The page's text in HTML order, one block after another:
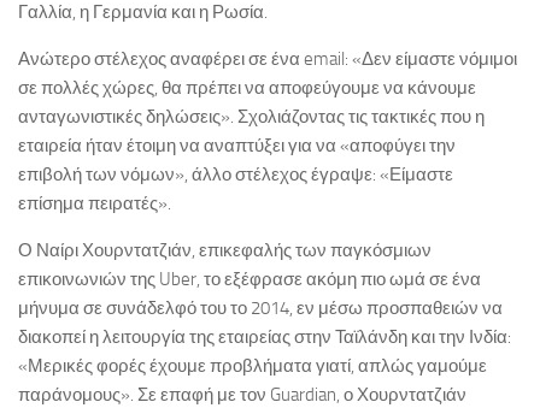
Γαλλία, η Γερμανία και η Ρωσία.
Ανώτερο στέλεχος αναφέρει σε ένα email: «Δεν είμαστε νόμιμοι
σε πολλές χώρες, θα πρέπει να αποφεύγουμε να κάνουμε
ανταγωνιστικές δηλώσεις». Σχολιάζοντας τις τακτικές που η
εταιρεία ήταν έτοιμη να αναπτύξει για να «αποφύγει την
επιβολή των νόμων», άλλο στέλεχος έγραψε: «Είμαστε
επίσημα πειρατές».
Ο Ναίρι Χουρντατζιάν, επικεφαλής των παγκόσμιων
επικοινωνιών της Uber, το εξέφρασε ακόμη πιο ωμά σε ένα
μήνυμα σε συνάδελφό του το 2014, εν μέσω προσπαθειών να
διακοπεί η λειτουργία της εταιρείας στην Ταϊλάνδη και την Ινδία:
«Μερικές φορές έχουμε προβλήματα γιατί, απλώς γαμούμε
παράνομους». Σε επαφή με τον Guardian, ο Χουρντατζιάν